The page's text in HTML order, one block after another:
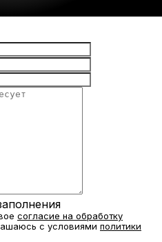
согласие на обработку
с условиями политики